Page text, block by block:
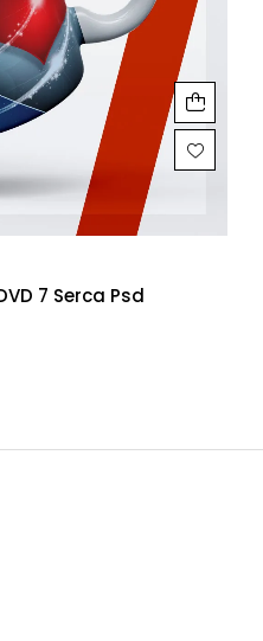
7 Serca Psd